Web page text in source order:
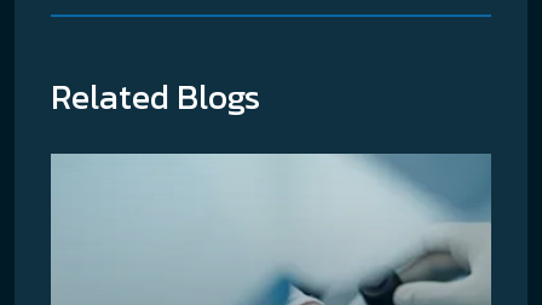
Related Blogs